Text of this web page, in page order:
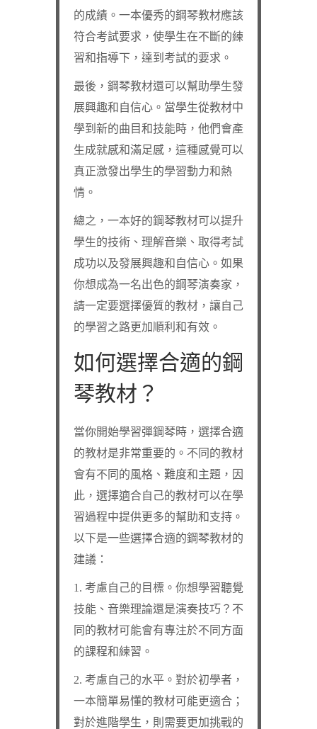
的成績。一本優秀的鋼琴教材應該
符合考試要求，使學生在不斷的練
習和指導下，達到考試的要求。
最後，鋼琴教材還可以幫助學生發
展興趣和自信心。當學生從教材中
學到新的曲目和技能時，他們會產
生成就感和滿足感，這種感覺可以
真正激發出學生的學習動力和熱
情。
總之，一本好的鋼琴教材可以提升
學生的技術、理解音樂、取得考試
成功以及發展興趣和自信心。如果
你想成為一名出色的鋼琴演奏家，
請一定要選擇優質的教材，讓自己
的學習之路更加順利和有效。
如何選擇合適的鋼
琴教材？
當你開始學習彈鋼琴時，選擇合適
的教材是非常重要的。不同的教材
會有不同的風格、難度和主題，因
此，選擇適合自己的教材可以在學
習過程中提供更多的幫助和支持。
以下是一些選擇合適的鋼琴教材的
建議：
1. 考慮自己的目標。你想學習聽覺
技能、音樂理論還是演奏技巧？不
同的教材可能會有專注於不同方面
的課程和練習。
2. 考慮自己的水平。對於初學者，
一本簡單易懂的教材可能更適合；
對於進階學生，則需要更加挑戰的